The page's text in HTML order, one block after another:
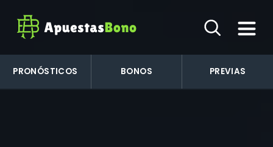
PRONÓSTICOS BONOS PREVIAS